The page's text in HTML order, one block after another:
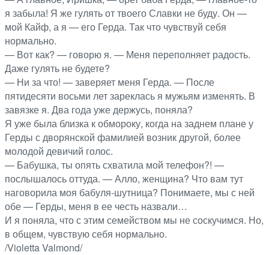
я забыла! Я же гулять от твоего Славки не буду. Он —
мой Кайф, а я — его Герда. Так что чувствуй себя
нормально.
— Вот как? — говорю я. — Меня переполняет радость.
Даже гулять не будете?
— Ни за что! — заверяет меня Герда. — После
пятидесяти восьми лет зареклась я мужьям изменять. В
завязке я. Два года уже держусь, поняла?
Я уже была близка к обмороку, когда на заднем плане у
Герды с дворянской фамилией возник другой, более
молодой девичий голос.
— Бабушка, ты опять схватила мой телефон?! —
послышалось оттуда. — Алло, женщина? Что вам тут
наговорила моя бабуля-шутница? Понимаете, мы с ней
обе — Герды, меня в ее честь назвали…
И я поняла, что с этим семейством мы не соскучимся. Но,
в общем, чувствую себя нормально.
/Violetta Valmond/